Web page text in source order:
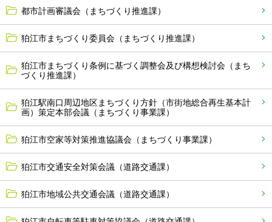
都市計画審議会（まちづくり推進課）
狛江市まちづくり委員会（まちづくり推進課）
狛江市まちづくり条例に基づく調整会及び構想検討会（まち
づくり推進課）
狛江駅南口周辺地区まちづくり方針（市街地総合再生基本計
画）策定本部会議（まちづくり事業課）
狛江市空家等対策推進協議会（まちづくり事業課）
狛江市交通安全対策会議（道路交通課）
狛江市地域公共交通会議（道路交通課）